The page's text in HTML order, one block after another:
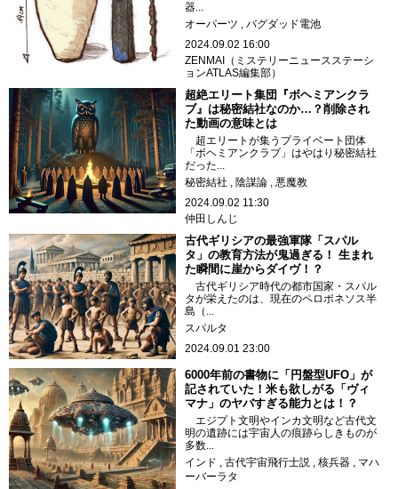
器...
オーパーツ
バグダッド電池
2024.09.02 16:00
ZENMAI（ミステリーニュースステーシ
ョンATLAS編集部）
超絶エリート集団『ボヘミアンクラ
ブ』は秘密結社なのか…？削除され
た動画の意味とは
超エリートが集うプライベート団体
「ボヘミアンクラブ」はやはり秘密結社
だった...
秘密結社
陰謀論
悪魔教
2024.09.02 11:30
仲田しんじ
古代ギリシアの最強軍隊「スパル
タ」の教育方法が鬼過ぎる！ 生まれ
た瞬間に崖からダイヴ！？
古代ギリシア時代の都市国家・スパル
タが栄えたのは、現在のペロポネソス半
島（...
スパルタ
2024.09.01 23:00
6000年前の書物に「円盤型UFO」が
記されていた！米も欲しがる「ヴィ
マナ」のヤバすぎる能力とは！？
エジプト文明やインカ文明など古代文
明の遺跡には宇宙人の痕跡らしきものが
多数...
インド
古代宇宙飛行士説 核兵器
マハ
ーバーラタ